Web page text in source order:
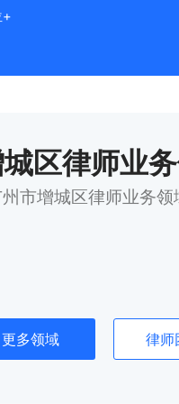
+
区律师业
州市增城区律师业务领
更多领域 律师